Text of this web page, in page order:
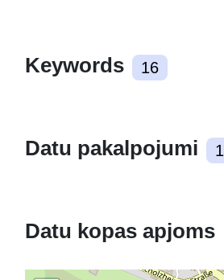
Keywords 16
Datu pakalpojumi 1
Datu kopas apjoms